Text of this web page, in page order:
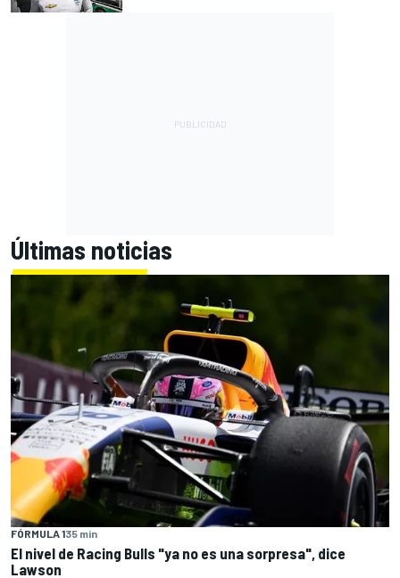
Últimas noticias
FÓRMULA 135 min
El nivel de Racing Bulls "ya no es una sorpresa", dice
Lawson